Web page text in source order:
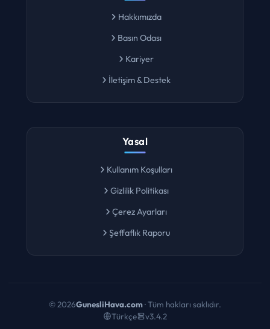
Yasal
GunesliHava.com· Tüm hakları saklıdır.